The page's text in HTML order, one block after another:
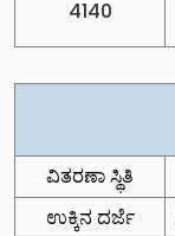
4140
ವಿತರಣಾ ಸ್ಥಿತಿ
ಉಕ್ಕಿನ ದರ್ಜೆ